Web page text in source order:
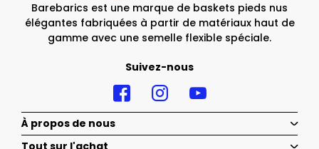
Barebarics est une marque de baskets pieds nus
élégantes fabriquées à partir de matériaux haut de
gamme avec une semelle flexible spéciale.
Suivez-nous
À propos de nous